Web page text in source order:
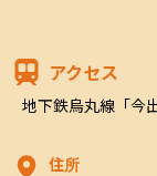
アクセス
地下鉄烏丸線「今
住所